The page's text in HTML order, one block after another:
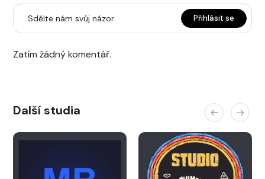
Sdělte nám svůj názor Přihlásit se
Zatím žádný komentář.
Další studia